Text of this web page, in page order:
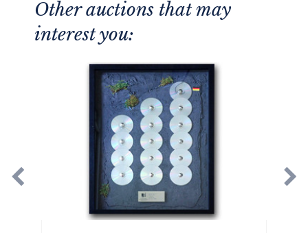
Other auctions that may
interest you: